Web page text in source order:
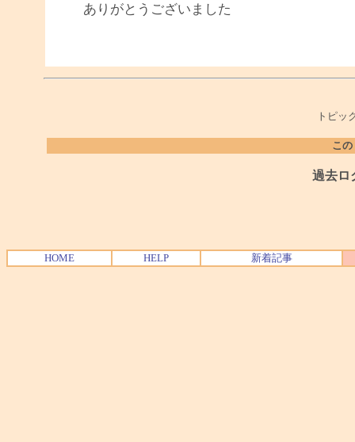
ありがとうございました
トピッ
こ
過去ロ
HOME HELP 新着記事